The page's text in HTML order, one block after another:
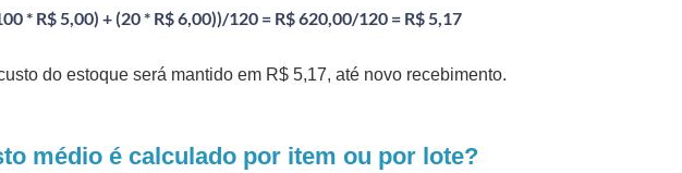
* R$ 5,00) + (20 * R$ 6,00))/120 = R$ 620,00/120 = R$ 5,17
do estoque será mantido em R$ 5,17, até novo recebimento.
médio é calculado por item ou por lote?